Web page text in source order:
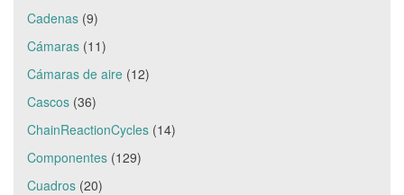
Cadenas (9)
Cámaras (11)
Cámaras de aire (12)
Cascos (36)
ChainReactionCycles (14)
Componentes (129)
Cuadros (20)